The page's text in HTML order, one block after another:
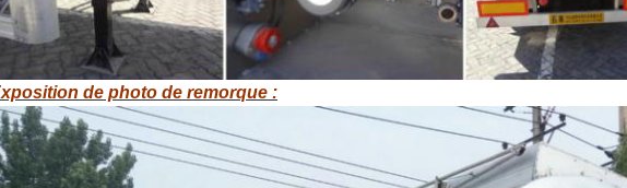
de photo de remorque :